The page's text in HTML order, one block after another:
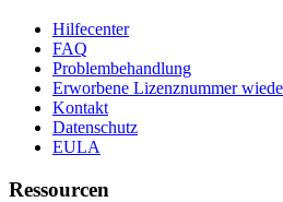
Hilfecenter
FAQ
Problembehandlung
Erworbene Lizenznummer
Kontakt
Datenschutz
EULA
Ressourcen